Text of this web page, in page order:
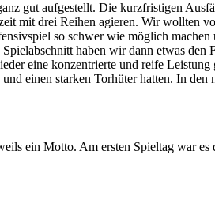
gut aufgestellt. Die kurzfristigen
mit drei Reihen agieren. Wir wollten
so schwer wie möglich
haben wir dann etwas
eine konzentrierte und reife
einen starken Torhüter hatten. In
ein Motto. Am ersten Spieltag war es